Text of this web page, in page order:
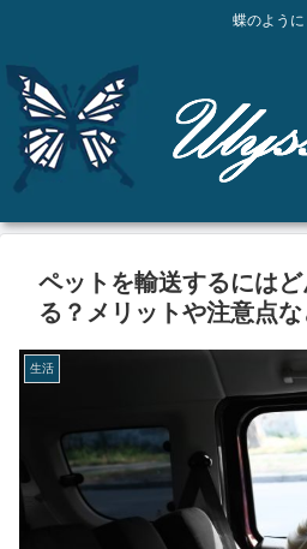
蝶のように
ペットを輸送するには
る？メリットや注意点
生活